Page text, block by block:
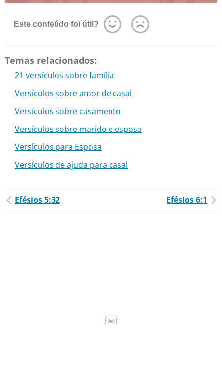
Este conteúdo foi útil?
Temas relacionados:
21 versículos sobre família
Versículos sobre amor de casal
Versículos sobre casamento
Versículos sobre marido e esposa
Versículos para Esposa
Versículos de ajuda para casal
Efésios 5:32 Efésios 6:1